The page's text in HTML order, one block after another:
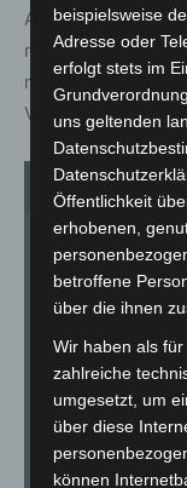
meistens noch in
Vormittag.
beispielsweise
Adresse oder
erfolgt stets im
uns geltenden
Öffentlichkeit
erhobenen,
betroffene
über die ihnen
Wir haben als
zahlreiche
umgesetzt, um
über diese
können